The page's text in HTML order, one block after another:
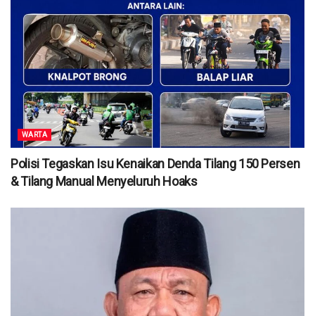
WARTA
Polisi Tegaskan Isu Kenaikan Denda Tilang 150 Persen
& Tilang Manual Menyeluruh Hoaks